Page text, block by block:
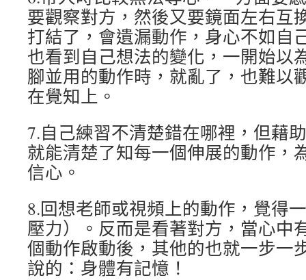
要觀察對方，然後又要鏡面左右互
打結了，會遺漏動作，身心不如自
也看到自己想法的變化，一開始以
腳並用的動作時，就亂了，也難以
在覺知上。
7.自己練習不清楚錯在哪裡，但藉
就能清楚了知每一個伸展的動作，
信心。
8.回想老師或視頻上的動作，覺得
壓力）。反而是看著對方，當心中
個動作啟動後，其他的也就一步一
說的：身體有記憶！